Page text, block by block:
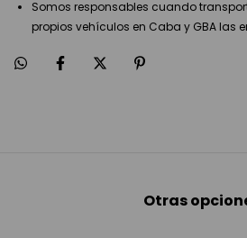
Somos responsables cuando
propios vehículos en Caba y GBA las
Otras